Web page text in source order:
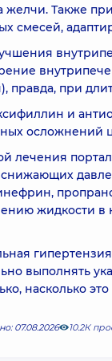
желчи. Также
смесей,
правда, при
и
осложнений
лечения
жидкости в
выполнять
насколько
07.08.2026 10.2К